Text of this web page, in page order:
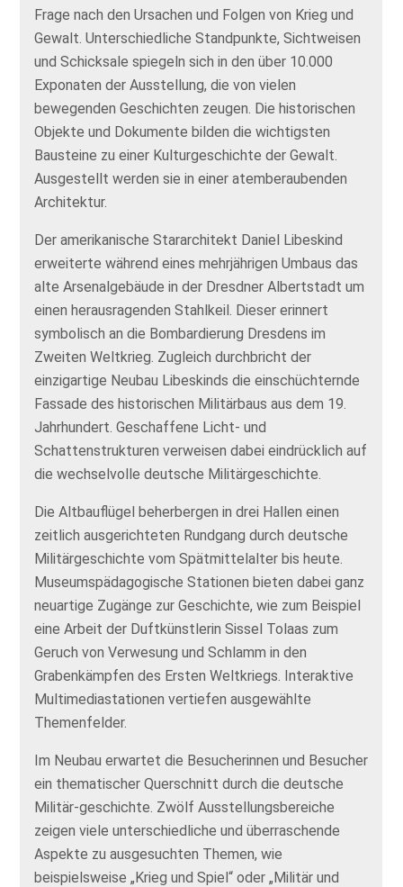
Frage nach den Ursachen und Folgen von Krieg und
Gewalt. Unterschiedliche Standpunkte, Sichtweisen
und Schicksale spiegeln sich in den über 10.000
Exponaten der Ausstellung, die von vielen
bewegenden Geschichten zeugen. Die historischen
Objekte und Dokumente bilden die wichtigsten
Bausteine zu einer Kulturgeschichte der Gewalt.
Ausgestellt werden sie in einer atemberaubenden
Architektur.
Der amerikanische Stararchitekt Daniel Libeskind
erweiterte während eines mehrjährigen Umbaus das
alte Arsenalgebäude in der Dresdner Albertstadt um
einen herausragenden Stahlkeil. Dieser erinnert
symbolisch an die Bombardierung Dresdens im
Zweiten Weltkrieg. Zugleich durchbricht der
einzigartige Neubau Libeskinds die einschüchternde
Fassade des historischen Militärbaus aus dem 19.
Jahrhundert. Geschaffene Licht- und
Schattenstrukturen verweisen dabei eindrücklich auf
die wechselvolle deutsche Militärgeschichte.
Die Altbauflügel beherbergen in drei Hallen einen
zeitlich ausgerichteten Rundgang durch deutsche
Militärgeschichte vom Spätmittelalter bis heute.
Museumspädagogische Stationen bieten dabei ganz
neuartige Zugänge zur Geschichte, wie zum Beispiel
eine Arbeit der Duftkünstlerin Sissel Tolaas zum
Geruch von Verwesung und Schlamm in den
Grabenkämpfen des Ersten Weltkriegs. Interaktive
Multimediastationen vertiefen ausgewählte
Themenfelder.
Im Neubau erwartet die Besucherinnen und Besucher
ein thematischer Querschnitt durch die deutsche
Militär-geschichte. Zwölf Ausstellungsbereiche
zeigen viele unterschiedliche und überraschende
Aspekte zu ausgesuchten Themen, wie
beispielsweise „Krieg und Spiel“ oder „Militär und